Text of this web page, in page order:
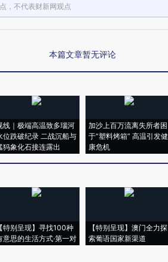
，不代表财新网观点
本篇文章暂无评论
线｜极端高温致多瑙河
位跌破纪录 二战沉船与
犸象化石接连露出
加沙上百万流离失所者困
于“塑料烤箱” 高温引发健
康危机
【特别呈现】寻找100种
意思的生活方式·第一对
【特别呈现】澳门全力探
索葡语国家新渠道